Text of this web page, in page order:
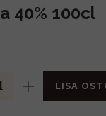
40% 100cl
LISA